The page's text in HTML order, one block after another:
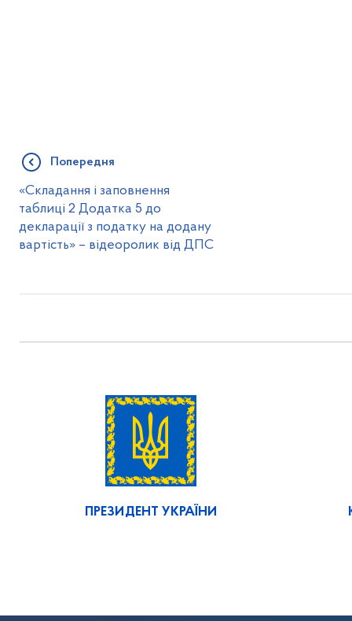
Попередня
«Складання і заповнення
таблиці 2 Додатка 5 до
декларації з податку на додану
вартість» – відеоролик від ДПС
ПРЕЗИДЕНТ УКРАЇНИ